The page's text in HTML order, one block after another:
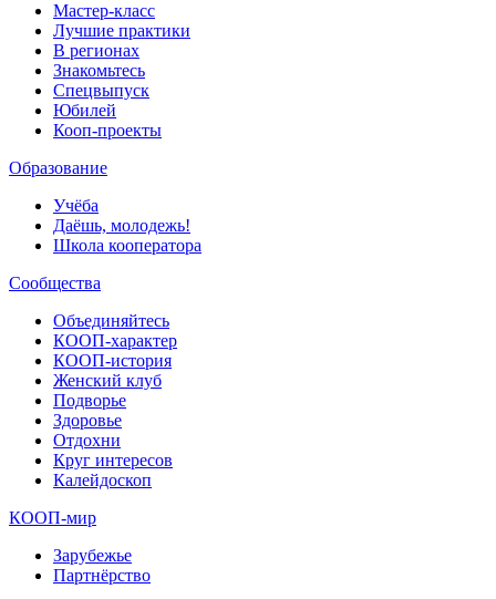
Мастер-класс
Лучшие практики
В регионах
Знакомьтесь
Спецвыпуск
Юбилей
Кооп-проекты
Образование
Учёба
Даёшь, молодежь!
Школа кооператора
Сообщества
Объединяйтесь
КООП-характер
КООП-история
Женский клуб
Подворье
Здоровье
Отдохни
Круг интересов
Калейдоскоп
КООП-мир
Зарубежье
Партнёрство